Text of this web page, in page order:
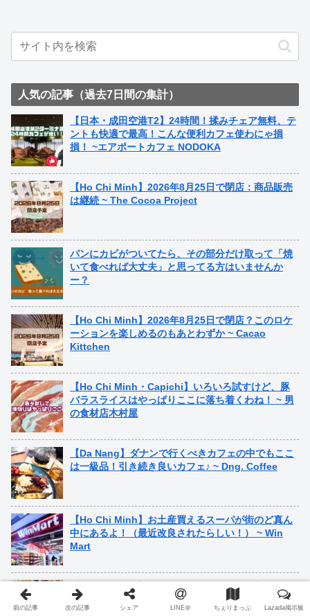
人気の記事（過去7日間の集計）
【日本・成田空港T2】24時間！揉みチェア無料、テ
ントも快適で最高！こんな便利カフェ使わにゃ損
損！ ~エアポートカフェ NODOKA
【Ho Chi Minh】2026年8月25日で閉店：商品販売
は継続 ~ The Cocoa Project
パンにカビがついてたら、その部分だけ取って「焼
いて食べれば大丈夫」と思ってる方はいませんか
ー？
【Ho Chi Minh】2026年8月25日で閉店？このロケ
ーションを楽しめるのもあとわずか ~ Cacao
Kittchen
【Ho Chi Minh・Capichi】いろいろ試すけど、豚
バラスライスはやっぱりここに落ち着くわね！ ~ 男
の食材店木村屋
【Da Nang】ダナンで行くべきカフェの中でもここ
は一級品！引き続き良いカフェ♪ ~ Dng. Coffee
【Ho Chi Minh】お土産買えるスーパが街のど真ん
中にあるよ！（最近改良されたらしい！） ~ Win
Mart
【Ho Chi Minh】ここのヒレカツすんごい美味し
い！食べ方選んでファミリーで！ ~ KatsuSan
Rreestaurant
前の記事 次の記事 シェア LINE＠ ちぇりまっぷ Lazada掲示板